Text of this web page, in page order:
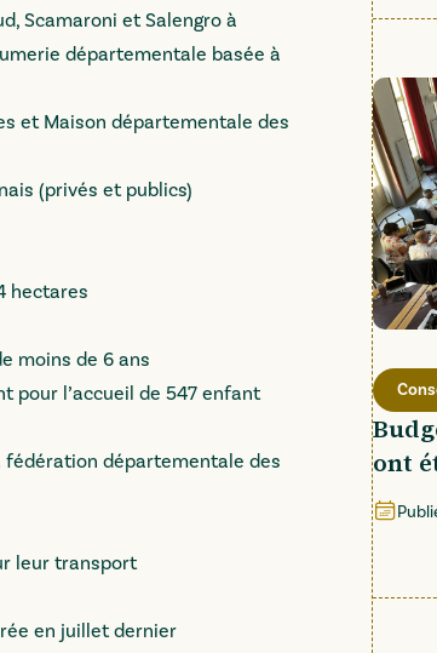
Scamaroni et Salengro à
départementale basée à
et Maison départementale des
(privés et publics)
hectares
moins de 6 ans
pour l’accueil de 547 enfant
fédération départementale des
leur transport
en juillet dernier
ont